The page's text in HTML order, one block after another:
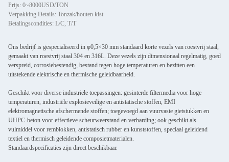
Prijs: 0~8000USD/TON
Verpakking Details: Tonzak/houten kist
Betalingscondities: L/C, T/T
Ons bedrijf is gespecialiseerd in φ0,5×30 mm standaard korte vezels van roestvrij staal,
gemaakt van roestvrij staal 304 en 316L. Deze vezels zijn dimensionaal regelmatig, goed
verspreid, corrosiebestendig, bestand tegen hoge temperaturen en bezitten een
uitstekende elektrische en thermische geleidbaarheid.
Geschikt voor diverse industriële toepassingen: gesinterde filtermedia voor hoge
temperaturen, industriële explosieveilige en antistatische stoffen, EMI
elektromagnetische afschermende stoffen; toegevoegd aan vuurvaste gietstukken en
UHPC-beton voor effectieve scheurweerstand en verharding; ook geschikt als
vulmiddel voor remblokken, antistatisch rubber en kunststoffen, speciaal geleidend
textiel en thermisch geleidende composietmaterialen.
Standaardspecificaties zijn direct beschikbaar.